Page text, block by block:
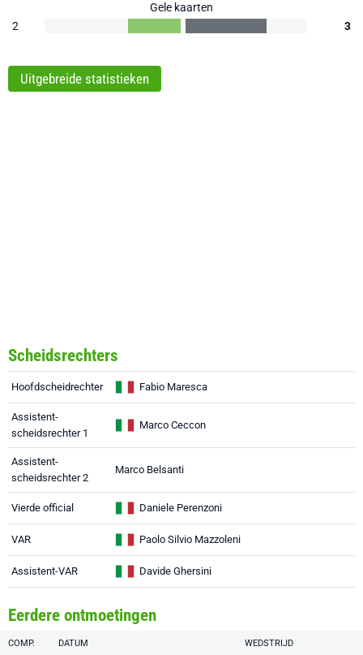
Gele kaarten
2
3
Uitgebreide statistieken
Scheidsrechters
Hoofdscheidrechter Fabio Maresca
Assistent-
scheidsrechter 1
Marco Ceccon
Assistent-
scheidsrechter 2
Marco Belsanti
Vierde official Daniele Perenzoni
VAR Paolo Silvio Mazzoleni
Assistent-VAR Davide Ghersini
Eerdere ontmoetingen
COMP. DATUM WEDSTRIJD